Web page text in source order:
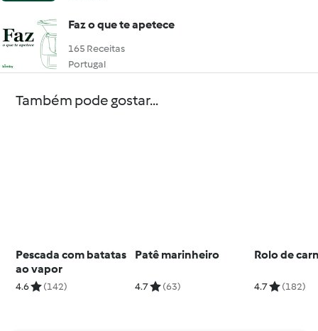
Faz o que te apetece
165 Receitas
Portugal
Também pode gostar...
Pescada com batatas
ao vapor
4.6 (142)
Patê marinheiro
4.7 (63)
Rolo de
4.7 (182)